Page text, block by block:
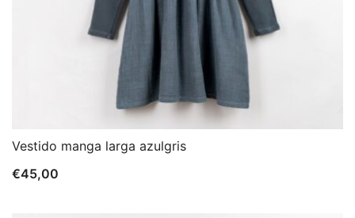
Vestido manga larga azulgris
€45,00